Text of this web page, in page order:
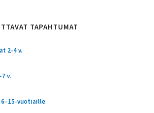
TAPAHTUMAT
2-4 v.
v.
6–15-vuotiaille